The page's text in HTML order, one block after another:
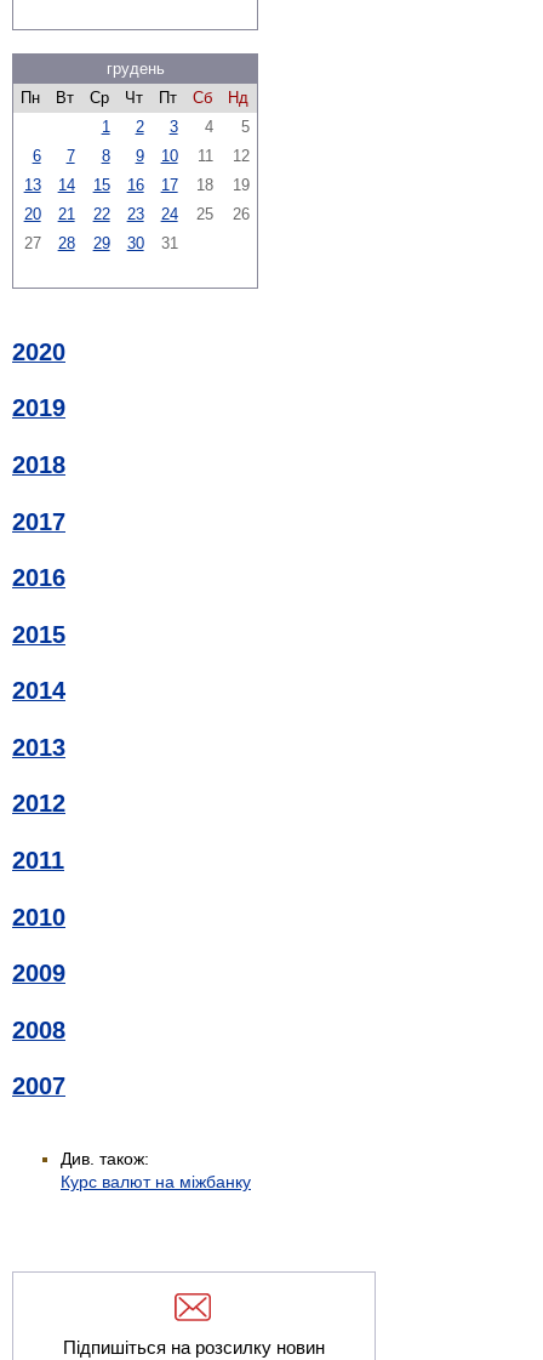
грудень
Пн
Вт Ср Чт Пт Сб
Нд
1
2 3 4
5
6
7 8 9 10 11
12
13
14 15 16 17 18
19
20
21 22 23 24 25
26
27
28 29 30 31
2020
2019
2018
2017
2016
2015
2014
2013
2012
2011
2010
2009
2008
2007
Див. також:
Курс валют на міжбанку
Підпишіться на розсилку новин